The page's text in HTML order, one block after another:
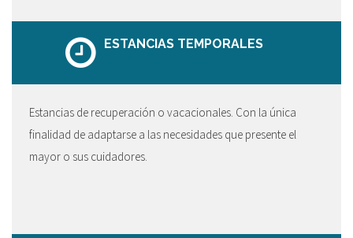
ESTANCIAS TEMPORALES
Estancias de recuperación o vacacionales. Con la única
finalidad de adaptarse a las necesidades que presente el
mayor o sus cuidadores.